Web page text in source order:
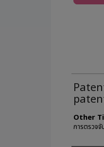
Other
การตรวจ